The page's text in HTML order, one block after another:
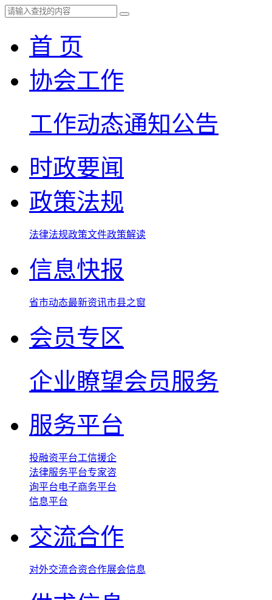
首 页
协会工作
工作动态通知公告
时政要闻
政策法规
法律法规政策文件政策解读
信息快报
省市动态最新资讯市县之窗
会员专区
企业瞭望会员服务
服务平台
投融资平台工信援企
法律服务平台专家咨
询平台电子商务平台
信息平台
交流合作
对外交流合资合作展会信息